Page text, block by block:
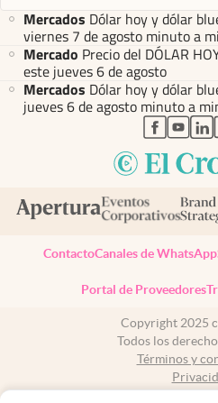
Mercados Dólar hoy y dólar
viernes 7 de agosto minuto a
Mercado Precio del DÓLAR
este jueves 6 de agosto
Mercados Dólar hoy y dólar
jueves 6 de agosto minuto a
abre en
abre
ContactoCanales de WhatsApp
Portal de Proveedores
Copyright 2025
Todos los
Términos y